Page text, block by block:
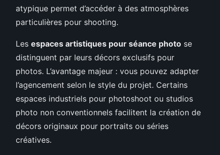
atypique permet d’accéder à des atmosphères
particulières pour shooting.
Les espaces artistiques pour séance photo se
distinguent par leurs décors exclusifs pour
photos. L’avantage majeur : vous pouvez adapter
l’agencement selon le style du projet. Certains
espaces industriels pour photoshoot ou studios
photo non conventionnels facilitent la création de
décors originaux pour portraits ou séries
créatives.